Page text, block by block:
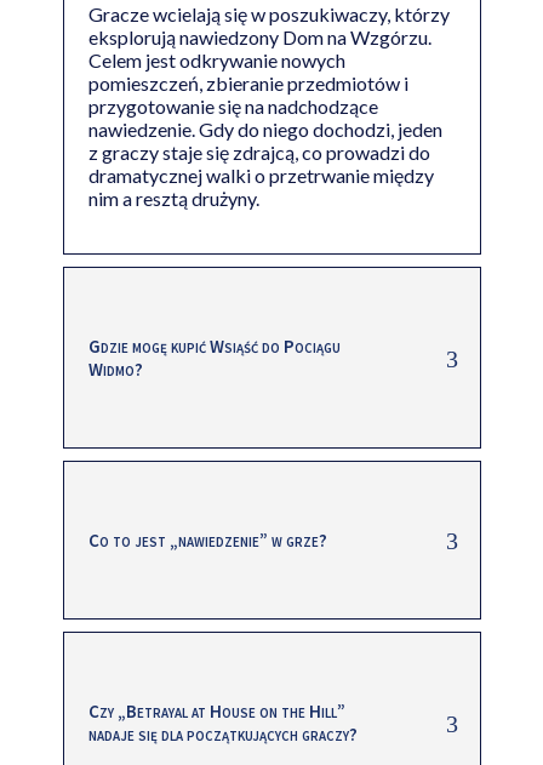
Gracze wcielają się w poszukiwaczy, którzy
eksplorują nawiedzony Dom na Wzgórzu.
Celem jest odkrywanie nowych
pomieszczeń, zbieranie przedmiotów i
przygotowanie się na nadchodzące
nawiedzenie. Gdy do niego dochodzi, jeden
z graczy staje się zdrajcą, co prowadzi do
dramatycznej walki o przetrwanie między
nim a resztą drużyny.
Gdzie mogę kupić Wsiąść do Pociągu
Widmo?
Co to jest „nawiedzenie” w grze?
Czy „Betrayal at House on the Hill”
nadaje się dla początkujących graczy?